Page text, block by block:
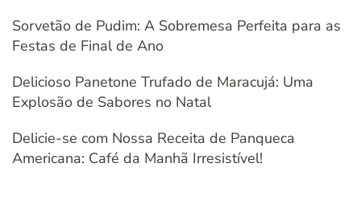
Sorvetão de Pudim: A Sobremesa Perfeita para as
Festas de Final de Ano
Delicioso Panetone Trufado de Maracujá: Uma
Explosão de Sabores no Natal
Delicie-se com Nossa Receita de Panqueca
Americana: Café da Manhã Irresistível!